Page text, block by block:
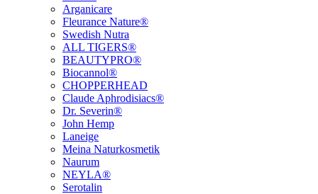
Arganicare
Fleurance Nature®
Swedish Nutra
ALL TIGERS®
BEAUTYPRO®
Biocannol®
CHOPPERHEAD
Claude Aphrodisiacs®
Dr. Severin®
John Hemp
Laneige
Meina Naturkosmetik
Naurum
NEYLA®
Serotalin